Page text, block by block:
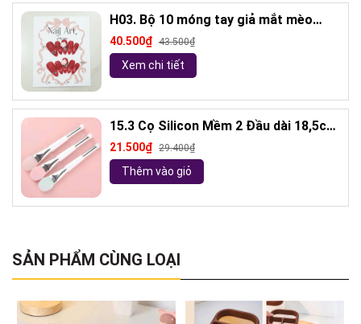
H03. Bộ 10 móng tay giả mắt mèo
kèm keo và giũa móng (ngẫu nhiên)
40.500₫ 43.500₫
Xem chi tiết
15.3 Cọ Silicon Mềm 2 Đầu dài 18,5cm
( ngẫu nhiên)
21.500₫ 29.400₫
Thêm vào giỏ
SẢN PHẨM CÙNG LOẠI